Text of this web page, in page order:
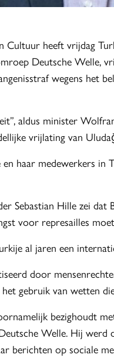
Cultuur heeft vrijdag
Deutsche Welle,
wegens het
aldus minister
vrijlating van
haar medewerkers in
Sebastian Hille zei dat
voor represailles
al jaren een
door
gebruik van wetten
bezighoudt
Welle. Hij werd
berichten op sociale